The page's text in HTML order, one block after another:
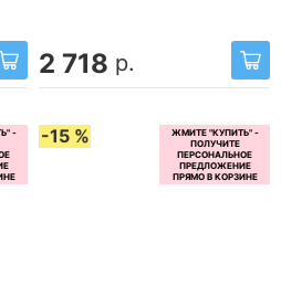
2 718 р.
-15 %